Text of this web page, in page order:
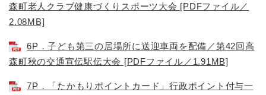
森町老人クラブ健康づくりスポーツ大会 [PDFファイル／
2.08MB]
6P．子ども第三の居場所に送迎車両を配備／第42回高
森町秋の交通宣伝駅伝大会 [PDFファイル／1.91MB]
7P．「たかもりポイントカード」行政ポイント付与一